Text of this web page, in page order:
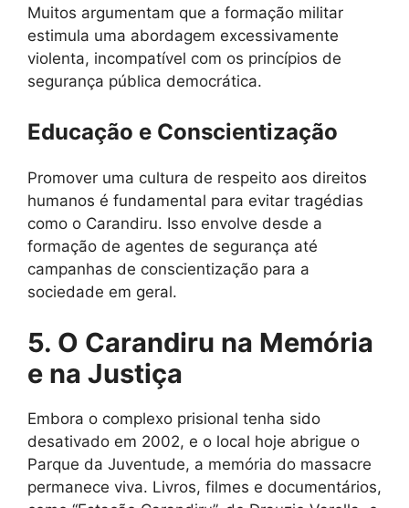
Muitos argumentam que a formação militar
estimula uma abordagem excessivamente
violenta, incompatível com os princípios de
segurança pública democrática.
Educação e Conscientização
Promover uma cultura de respeito aos direitos
humanos é fundamental para evitar tragédias
como o Carandiru. Isso envolve desde a
formação de agentes de segurança até
campanhas de conscientização para a
sociedade em geral.
5. O Carandiru na Memória
e na Justiça
Embora o complexo prisional tenha sido
desativado em 2002, e o local hoje abrigue o
Parque da Juventude, a memória do massacre
permanece viva. Livros, filmes e documentários,